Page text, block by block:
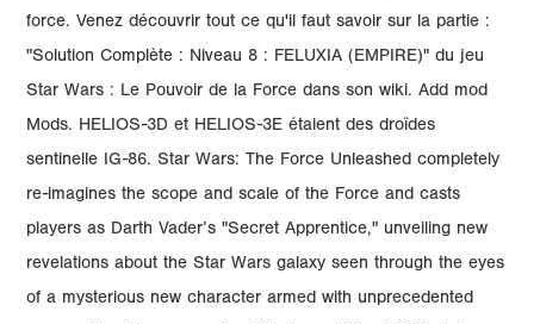
force. Venez découvrir tout ce qu'il faut savoir sur la partie :
"Solution Complète : Niveau 8 : FELUXIA (EMPIRE)" du jeu
Star Wars : Le Pouvoir de la Force dans son wiki. Add mod
Mods. HELIOS-3D et HELIOS-3E étaient des droïdes
sentinelle IG-86. Star Wars: The Force Unleashed completely
re-imagines the scope and scale of the Force and casts
players as Darth Vader’s "Secret Apprentice," unveiling new
revelations about the Star Wars galaxy seen through the eyes
of a mysterious new character armed with unprecedented